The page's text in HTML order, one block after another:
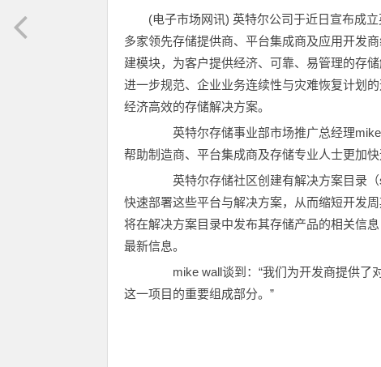
(电子市场网讯) 英特尔公司于近日宣布成
多家领先存储提供商、平台集成商及应用开发
建模块，为客户提供经济、可靠、易管理的
进一步规范、企业业务连续性与灾难恢复计划
经济高效的存储解决方案。
英特尔存储事业部市场推广总经理mike
帮助制造商、平台集成商及存储专业人士更加
英特尔存储社区创建有解决方案目录（
快速部署这些平台与解决方案，从而缩短开发
将在解决方案目录中发布其存储产品的相关信
最新信息。
mike wall谈到：“我们为开发商提供了对
这一项目的重要组成部分。”